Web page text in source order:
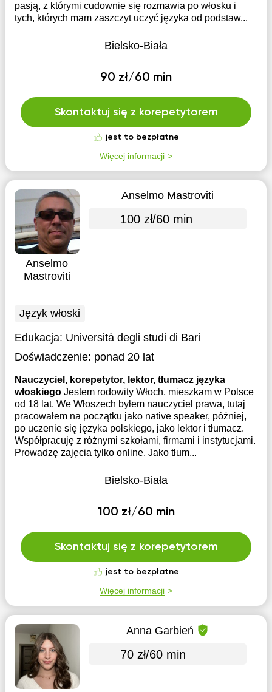
pasją, z którymi cudownie się rozmawia po włosku i
tych, których mam zaszczyt uczyć języka od podstaw...
Bielsko-Biała
90 zł/60 min
Skontaktuj się z korepetytorem
jest to bezpłatne
Więcej informacji
Anselmo
Mastroviti
Anselmo Mastroviti
100 zł/60 min
Język włoski
Edukacja: Università degli studi di Bari
Doświadczenie: ponad 20 lat
Nauczyciel, korepetytor, lektor, tłumacz języka
włoskiego Jestem rodowity Włoch, mieszkam w Polsce
od 18 lat. We Włoszech byłem nauczyciel prawa, tutaj
pracowałem na początku jako native speaker, później,
po uczenie się języka polskiego, jako lektor i tłumacz.
Współpracuję z różnymi szkołami, firmami i instytucjami.
Prowadzę zajęcia tylko online. Jako tłum...
Bielsko-Biała
100 zł/60 min
Skontaktuj się z korepetytorem
jest to bezpłatne
Więcej informacji
Anna Garbień
70 zł/60 min